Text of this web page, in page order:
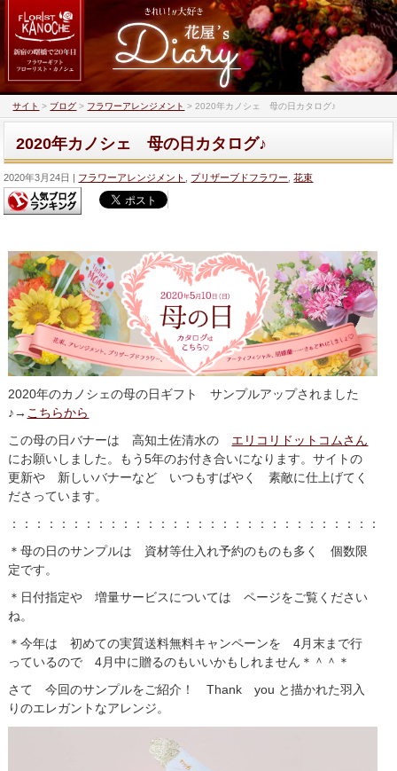
サイト > ブログ > フラワーアレンジメント >2020年カノシェ 母の日カタログ♪
2020年カノシェ 母の日カタログ♪
2020年3月24日 フラワーアレンジメント プリザーブドフラワー ,花束
2020年のカノシェの母の日ギフト サンプルアップされました
♪→ こちらから
この母の日バナーは 高知土佐清水の エリコリドットコムさん
にお願いしました。もう5年のお付き合いになります。サイトの
更新や 新しいバナーなど いつもすばやく 素敵に仕上げてく
ださっています。
：：：：：：：：：：：：：：：：：：：：：：：：：：：：：：：
＊母の日のサンプルは 資材等仕入れ予約のものも多く 個数限
定です。
＊日付指定や 増量サービスについては ページをご覧ください
ね。
＊今年は 初めての実質送料無料キャンペーンを 4月末まで行
っているので 4月中に贈るのもいいかもしれません＊＾＾＊
さて 今回のサンプルをご紹介！ Thank you と描かれた羽入
りのエレガントなアレンジ。